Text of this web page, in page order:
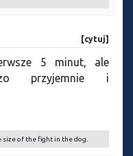
[cytuj]
5 minut, ale
przyjemnie i
of the fight in the dog.